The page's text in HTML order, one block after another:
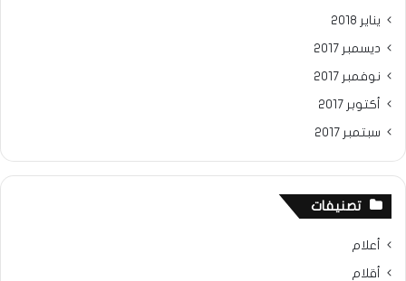
يناير 2018
ديسمبر 2017
نوفمبر 2017
أكتوبر 2017
سبتمبر 2017
تصنيفات
أعلام
أقلام